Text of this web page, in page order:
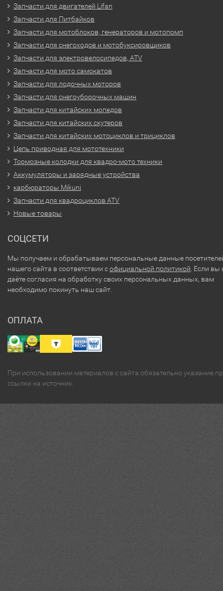
Запчасти для двигателей Lifan
Запчасти для Питбайков
Запчасти для мотоблоков, генераторов и мотопомп
Запчасти для снегоходов и мотобуксировщиков
Запчасти для электровелосипедов, ATV
Запчасти для мото самокатов
Запчасти для лодочных моторов
Запчасти для снегоуборочных машин
Запчасти для китайских мопедов
Запчасти для китайских скутеров
Запчасти для китайских мотоциклов и трициклов
Цепь приводная для мототехники
Тормозные колодки для квадро-мото техники
Аккумуляторы и зарядные устройства
карбюраторы Mikuni
Запчасти для квадроциклов ATV
Новые товары
СОЦСЕТИ
Мы получаем и обрабатываем персональные данные
нашего сайта в соответствии софициальной политикой . Если вы
даёте согласия на обработку своих персональных данных, вам
необходимо покинуть наш сайт.
ОПЛАТА
При использовании материалов с сайта обязательно указание
ссылки на источник.